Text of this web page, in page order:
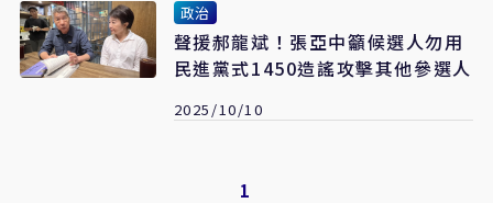
政治
聲援郝龍斌！張亞中籲候選人勿用
民進黨式1450造謠攻擊其他參選人
2025/10/10
1